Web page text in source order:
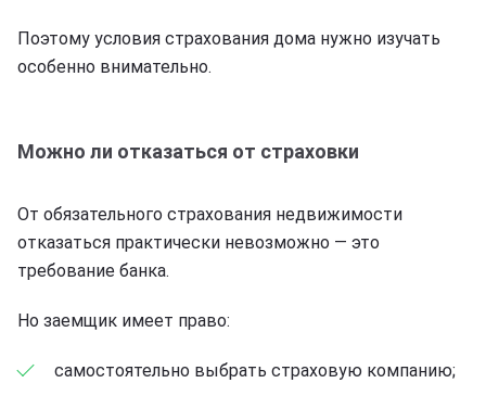
Поэтому условия страхования дома нужно изучать
особенно внимательно.
Можно ли отказаться от страховки
От обязательного страхования недвижимости
отказаться практически невозможно — это
требование банка.
Но заемщик имеет право:
самостоятельно выбрать страховую компанию;